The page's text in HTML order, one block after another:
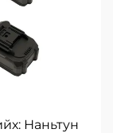
Наньтун